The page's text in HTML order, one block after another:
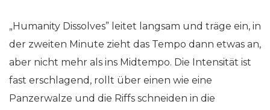
„Humanity Dissolves” leitet langsam und träge ein, in
der zweiten Minute zieht das Tempo dann etwas an,
aber nicht mehr als ins Midtempo. Die Intensität ist
fast erschlagend, rollt über einen wie eine
Panzerwalze und die Riffs schneiden in die